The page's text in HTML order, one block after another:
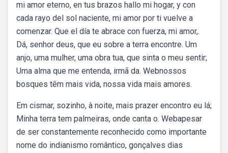
mi amor eterno, en tus brazos hallo mi hogar, y con
cada rayo del sol naciente, mi amor por ti vuelve a
comenzar. Que el día te abrace con fuerza, mi amor,.
Dá, senhor deus, que eu sobre a terra encontre. Um
anjo, uma mulher, uma obra tua, que sinta o meu sentir;
Uma alma que me entenda, irmã da. Webnossos
bosques têm mais vida, nossa vida mais amores.
Em cismar, sozinho, à noite, mais prazer encontro eu lá;
Minha terra tem palmeiras, onde canta o. Webapesar
de ser constantemente reconhecido como importante
nome do indianismo romântico, gonçalves dias